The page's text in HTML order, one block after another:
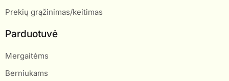
Prekių grąžinimas/keitimas
Parduotuvė
Mergaitėms
Berniukams